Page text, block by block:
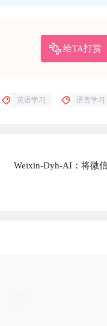
给TA打赏
英语学习 语言学习
Weixin-Dyh-AI：将微